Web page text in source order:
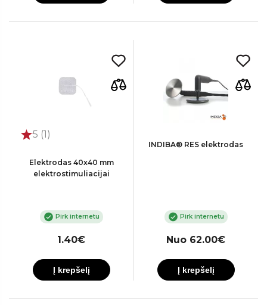
5 (1)
Elektrodas 40x40 mm
elektrostimuliacijai
Pirk internetu
1.40€
Į krepšelį
INDIBA® RES elektrodas
Pirk internetu
Nuo 62.00€
Į krepšelį